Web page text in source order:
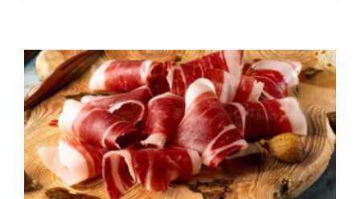
A carne suína na culinária
internacional